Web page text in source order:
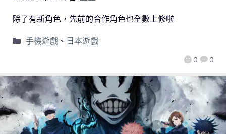
0 0
除了有新角色，先前的合作角色也全數上修啦
手機遊戲、 日本遊戲